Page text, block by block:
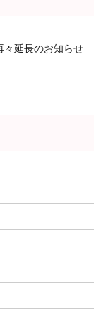
延長のお知らせ